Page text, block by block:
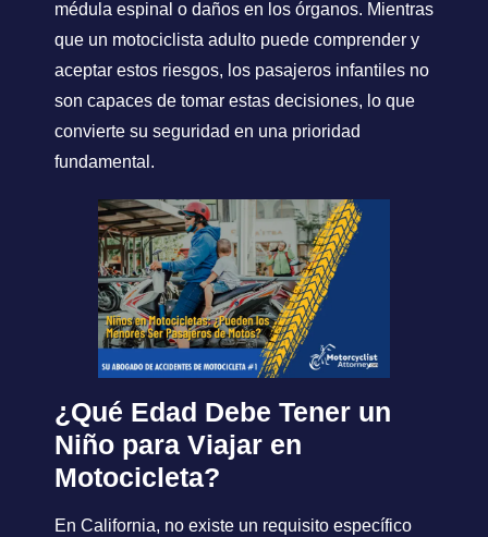
médula espinal o daños en los órganos. Mientras
que un motociclista adulto puede comprender y
aceptar estos riesgos, los pasajeros infantiles no
son capaces de tomar estas decisiones, lo que
convierte su seguridad en una prioridad
fundamental.
¿Qué Edad Debe Tener un
Niño para Viajar en
Motocicleta?
En California, no existe un requisito específico